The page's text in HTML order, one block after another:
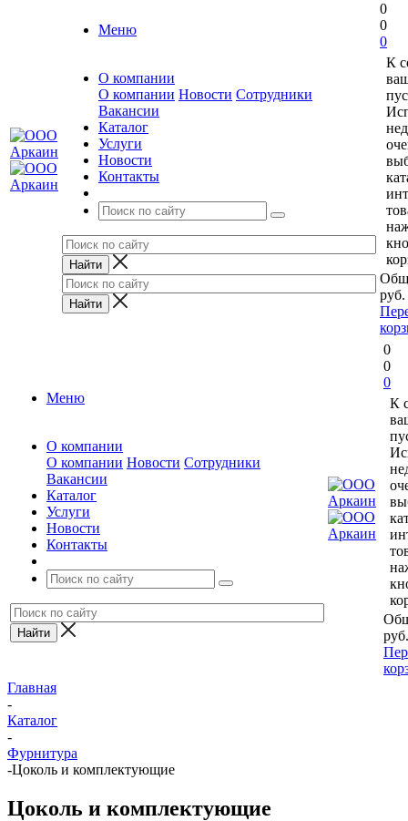
Меню
О компании
О компании Новости Сотрудники
Вакансии
Каталог
Услуги
Новости
Контакты
0
0
0
К
руб.
Меню
О компании
О компании Новости Сотрудники
Вакансии
Каталог
Услуги
Новости
Контакты
0
0
0
К
руб.
Главная
-
Каталог
-
Фурнитура
-Цоколь и комплектующие
Цоколь и комплектующие